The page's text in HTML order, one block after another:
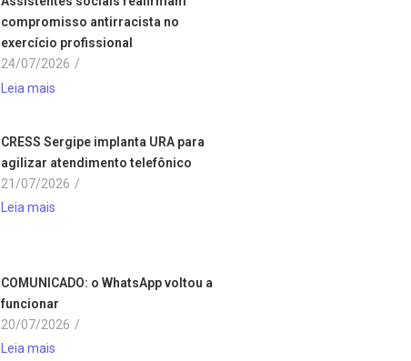
compromisso antirracista no
exercício profissional
24/07/2026 /
Leia mais
CRESS Sergipe implanta URA para
agilizar atendimento telefônico
21/07/2026 /
Leia mais
COMUNICADO: o WhatsApp voltou a
funcionar
20/07/2026 /
Leia mais